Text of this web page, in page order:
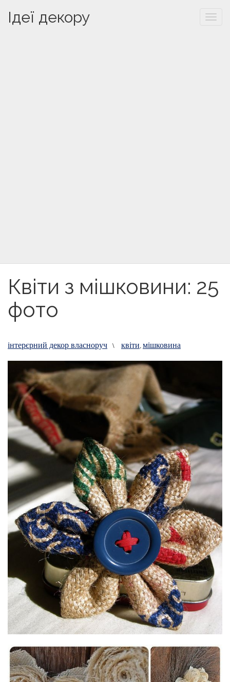
Ідеї декору
Квіти з мішковини: 25
фото
інтерєрний декор власноруч \ квіти,мішковина